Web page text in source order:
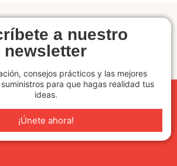
a nuestro
newsletter
consejos prácticos y las mejores
para que hagas realidad tus
ideas.
¡Únete ahora!